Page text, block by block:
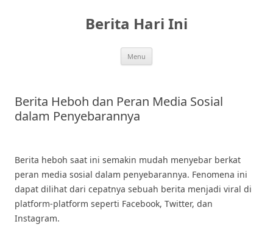
Berita Hari Ini
Menu
Berita Heboh dan Peran Media Sosial
dalam Penyebarannya
Berita heboh saat ini semakin mudah menyebar berkat
peran media sosial dalam penyebarannya. Fenomena ini
dapat dilihat dari cepatnya sebuah berita menjadi viral di
platform-platform seperti Facebook, Twitter, dan
Instagram.